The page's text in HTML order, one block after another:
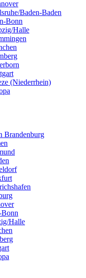
Baden-Baden
Bonn
Halle
(Niederrhein)
Brandenburg
Halle